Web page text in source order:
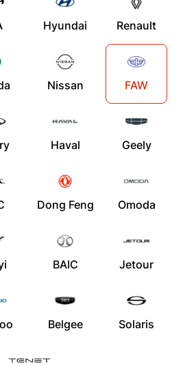
Hyundai Renault
Nissan FAW
Haval Geely
Dong Feng Omoda
BAIC Jetour
Belgee Solaris